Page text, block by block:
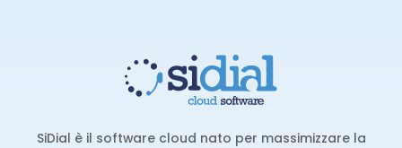
SiDial è il software cloud nato per massimizzare la